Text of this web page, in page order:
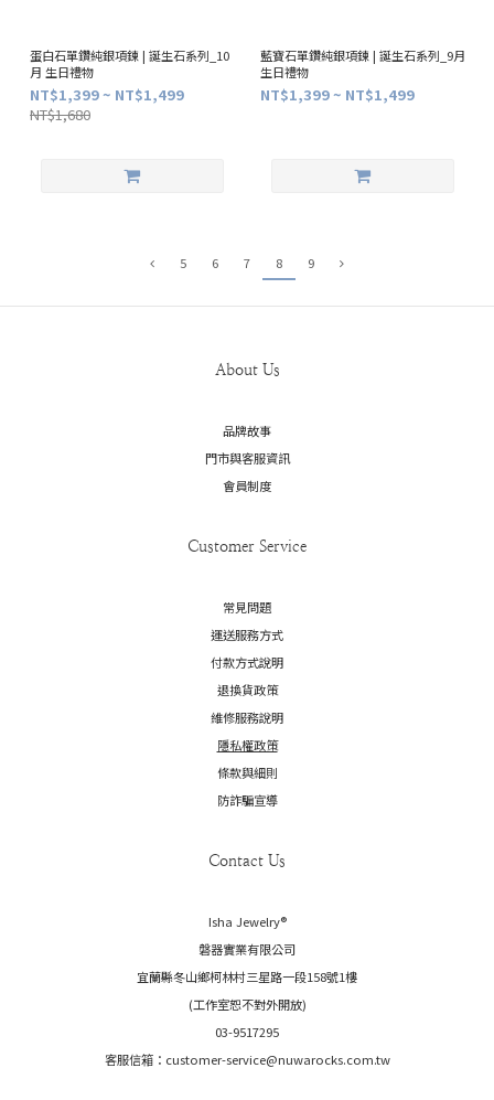
蛋白石單鑽純銀項鍊 | 誕生石系列_10
月 生日禮物
NT$1,399 ~ NT$1,499
NT$1,680
藍寶石單鑽純銀項鍊 | 誕生石系列_9月
生日禮物
NT$1,399 ~ NT$1,499
5 6 7 8 9
About Us
品牌故事
門市與客服資訊
會員制度
Customer Service
常見問題
運送服務方式
付款方式說明
退換貨政策
維修服務說明
隱私權政策
條款與細則
防詐騙宣導
Contact Us
Isha Jewelry®️
磐器實業有限公司
宜蘭縣冬山鄉柯林村三星路一段158號1樓
(工作室恕不對外開放)
03-9517295
客服信箱：customer-service@nuwarocks.com.tw